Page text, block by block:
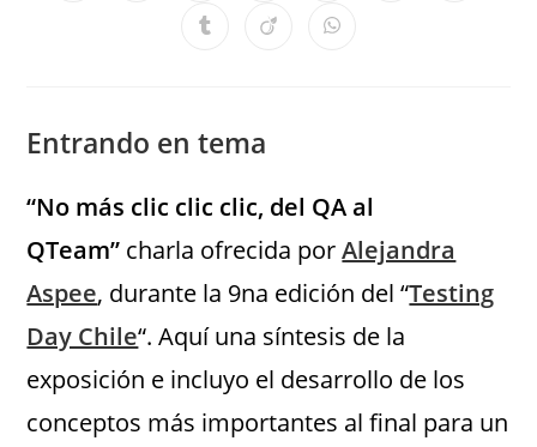
Entrando en tema
“No más clic clic clic, del QA al
QTeam” charla ofrecida porAlejandra
Aspee, durante la 9na edición del “Testing
Day Chile“. Aquí una síntesis de la
exposición e incluyo el desarrollo de los
conceptos más importantes al final para un